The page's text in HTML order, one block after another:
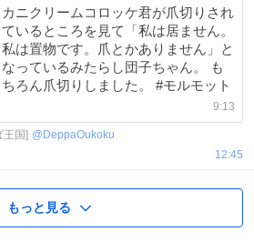
カニクリームコロッケ君が爪切りされ
ているところを見て「私は居ません。
私は置物です。爪とかありません」と
なっているみたらし団子ちゃん。 も
ちろん爪切りしました。 #モルモット
9:13
王国] @ DeppaOukoku
12:45
もっと見る